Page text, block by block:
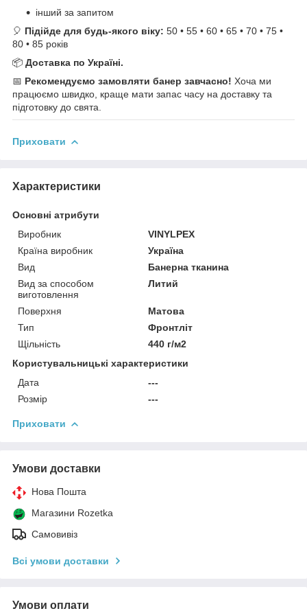
інший за запитом
🎈 Підійде для будь-якого віку: 50 • 55 • 60 • 65 • 70 • 75 •
80 • 85 років
📦 Доставка по Україні.
📅 Рекомендуємо замовляти банер завчасно! Хоча ми
працюємо швидко, краще мати запас часу на доставку та
підготовку до свята.
Приховати
Характеристики
Основні атрибути
Виробник
VINYLPEX
Країна виробник
Україна
Вид
Банерна тканина
Вид за способом
виготовлення
Литий
Поверхня
Матова
Тип
Фронтліт
Щільність
440 г/м2
Користувальницькі характеристики
Дата
---
Розмір
---
Приховати
Умови доставки
Нова Пошта
Магазини Rozetka
Самовивіз
Всі умови доставки
Умови оплати